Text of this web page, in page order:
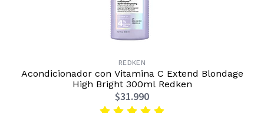
REDKEN
Acondicionador con Vitamina C Extend Blondage
High Bright 300ml Redken
$31.990